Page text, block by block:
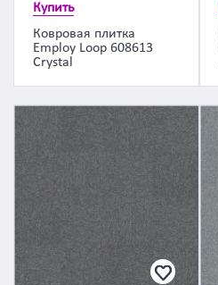
Купить
Ковровая плитка
Employ Loop 608613
Crystal